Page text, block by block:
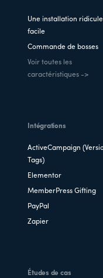
Une installation
facile
Commande de bosses
Voir toutes les
caractéristiques ->
Intégrations
ActiveCampaign
Tags)
Elementor
MemberPress Gifting
PayPal
Zapier
Études de cas